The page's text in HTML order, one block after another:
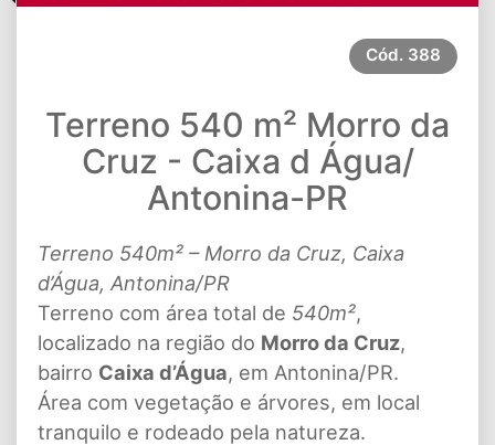
Cód. 388
Terreno 540 m² Morro da
Cruz - Caixa d Água/
Antonina-PR
Terreno 540m² – Morro da Cruz, Caixa
d’Água, Antonina/PR
Terreno com área total de 540m²,
localizado na região do Morro da Cruz,
bairro Caixa d’Água, em Antonina/PR.
Área com vegetação e árvores, em local
tranquilo e rodeado pela natureza.